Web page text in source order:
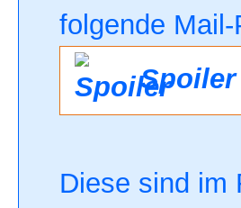
folgende
Spoiler
Diese sind im